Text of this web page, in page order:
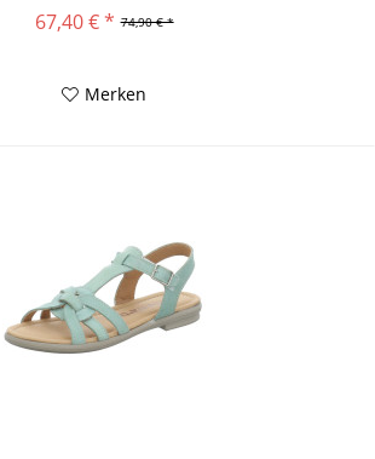
74,90 € *
67,40 € *
Merken